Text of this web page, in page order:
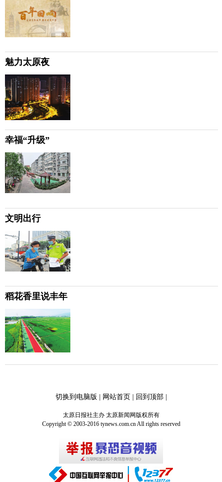
魅力太原夜
幸福“升级”
文明出行
稻花香里说丰年
切换到电脑版 | 网站首页| 回到顶部|
太原日报社主办 太原新闻网版权所有
Copyright © 2003-2016 tynews.com.cn All rights reserved